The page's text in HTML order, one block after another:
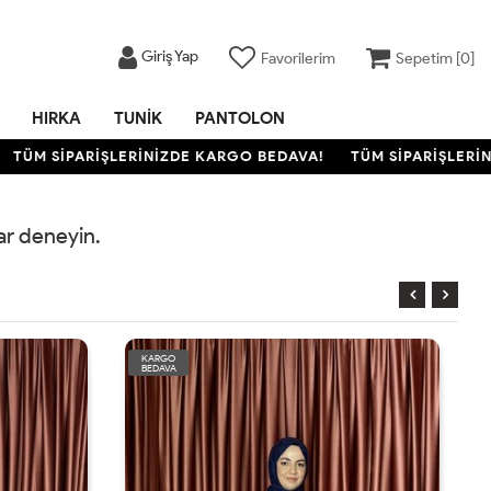
Giriş Yap Favorilerim Sepetim [0]
HIRKA TUNIK PANTOLON
TÜM SİPARİŞLERİNİZDE KARGO BEDAVA! TÜM
deneyin.
KARGO
BEDAVA